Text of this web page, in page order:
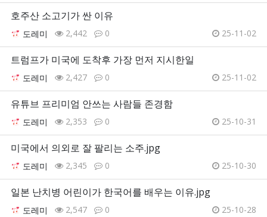
호주산 소고기가 싼 이유
도레미 2,442 0 25-11-02
트럼프가 미국에 도착후 가장 먼저 지시한일
도레미 2,427 0 25-11-02
유튜브 프리미엄 안쓰는 사람들 존경함
도레미 2,353 0 25-10-31
미국에서 의외로 잘 팔리는 소주.jpg
도레미 2,345 0 25-10-30
일본 난치병 어린이가 한국어를 배우는 이유.jpg
도레미 2,547 0 25-10-28